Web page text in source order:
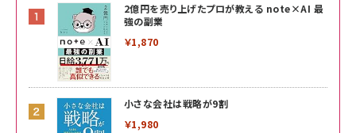
2億円を売り上げたプロが教える note×AI 最
強の副業
￥1,870
小さな会社は戦略が9割
￥1,980